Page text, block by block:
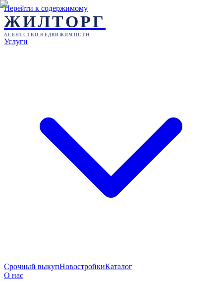
Перейти к содержимому
ЖИЛТОРГ
АГЕНТСТВО НЕДВИЖИМОСТИ
Услуги
Срочный выкупНовостройкиКаталог
О нас